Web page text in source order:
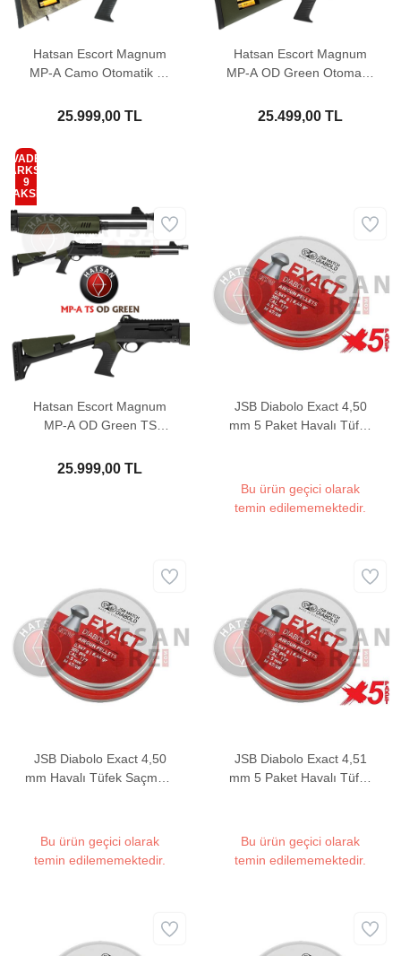
Hatsan Escort Magnum
MP-A Camo Otomatik Av
25.999,00 TL
Hatsan Escort Magnum
MP-A OD Green Otomatik
25.499,00 TL
Hatsan Escort Magnum
MP-A OD Green TS
25.999,00 TL
VADE
FARKSIZ
9
TAKSİT
JSB Diabolo Exact 4,50
mm 5 Paket Havalı Tüfek
Bu ürün geçici olarak
temin edilememektedir.
JSB Diabolo Exact 4,50
mm Havalı Tüfek Saçması
Bu ürün geçici olarak
temin edilememektedir.
JSB Diabolo Exact 4,51
mm 5 Paket Havalı Tüfek
Bu ürün geçici olarak
temin edilememektedir.